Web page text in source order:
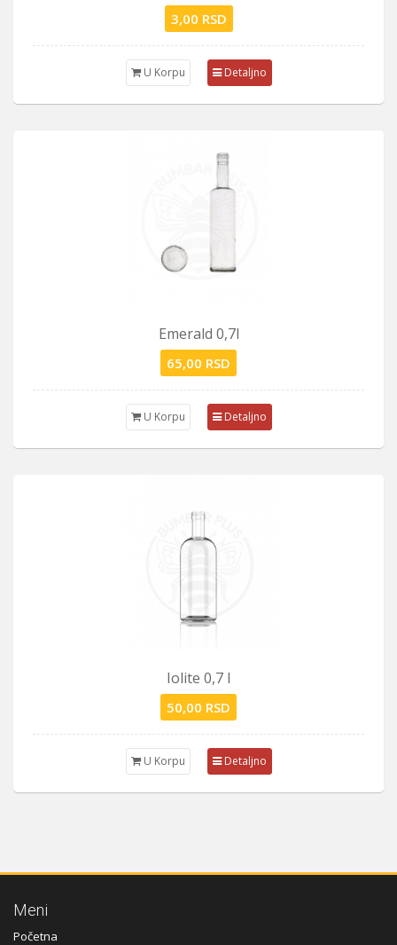
3,00 RSD
U Korpu Detaljno
Emerald 0,7l
65,00 RSD
U Korpu Detaljno
Iolite 0,7 l
50,00 RSD
U Korpu Detaljno
Meni
Početna